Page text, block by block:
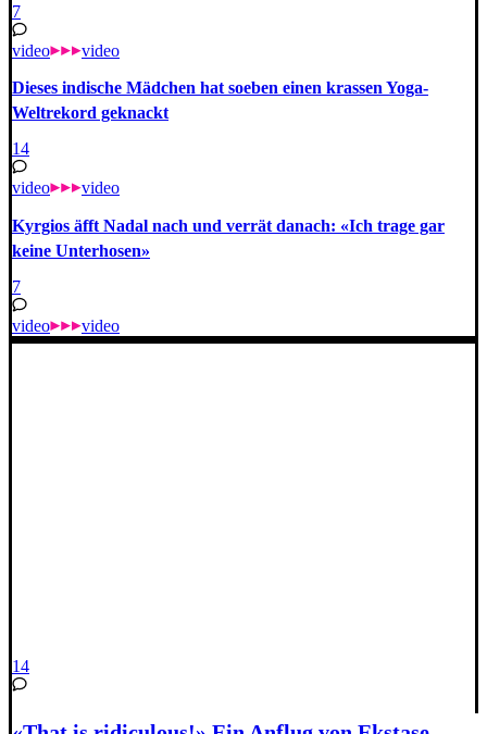
7
video video
Dieses indische Mädchen hat soeben einen krassen Yoga-
Weltrekord geknackt
14
video video
Kyrgios äfft Nadal nach und verrät danach: «Ich trage gar
keine Unterhosen»
7
video video
14